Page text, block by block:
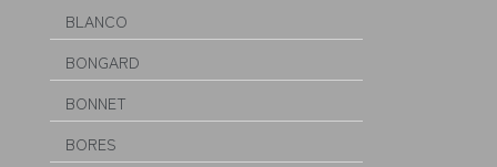
BLANCO
BONGARD
BONNET
BORES